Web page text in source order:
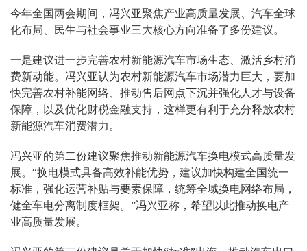
今年全国两会期间，冯兴亚聚焦产业高质量发展、汽车全球
化布局、民生与社会事业三大核心方向准备了多份建议。
一是建议进一步完善农村新能源汽车市场生态、激活乡村消
费新动能。冯兴亚认为农村新能源汽车市场潜力巨大，要加
快完善农村补能网络、推动售后网点下沉并强化人才与设备
保障，以及优化财税金融支持，这样更有利于充分释放农村
新能源汽车消费潜力。
冯兴亚的第二份建议聚焦推动新能源汽车换电模式高质量发
展。“换电模式具备高效补能优势，建议加快构建全国统一
标准，强化运营补贴与要素保障，统筹全域换电网络布局，
健全车电分离制度框架。”冯兴亚称，希望以此推动换电产
业高质量发展。